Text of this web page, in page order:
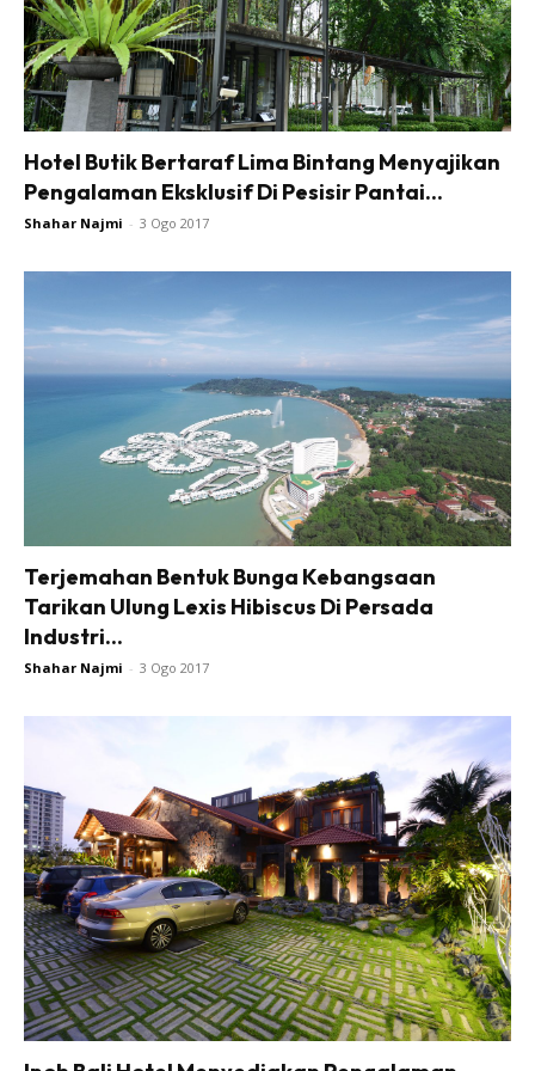
Hotel Butik Bertaraf Lima Bintang Menyajikan
Pengalaman Eksklusif Di Pesisir Pantai...
Shahar Najmi - 3 Ogo 2017
Terjemahan Bentuk Bunga Kebangsaan
Tarikan Ulung Lexis Hibiscus Di Persada
Industri...
Shahar Najmi - 3 Ogo 2017